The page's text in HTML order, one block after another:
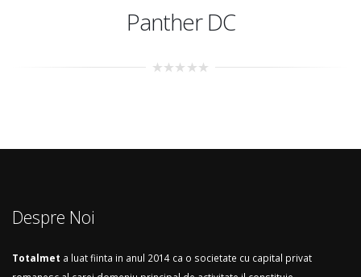
Panther DC
Despre Noi
Totalmet a luat fiinta in anul 2014 ca o societate cu capital privat